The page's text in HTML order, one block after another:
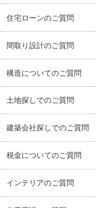
住宅ローンのご質問
間取り設計のご質問
構造についてのご質問
土地探しでのご質問
建築会社探しでのご質問
税金についてのご質問
インテリアのご質問